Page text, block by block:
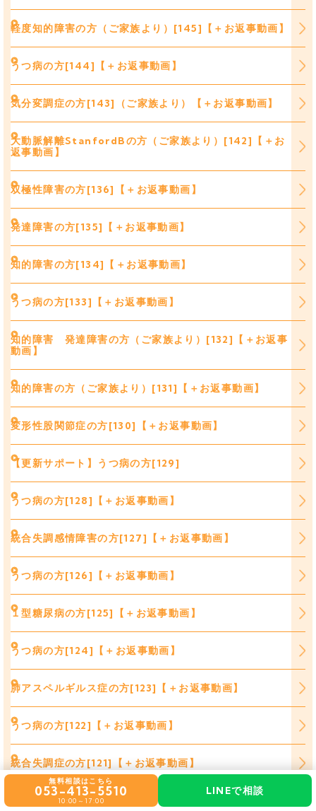
軽度知的障害の方（ご家族より）[145]【＋お返事動画】
うつ病の方[144]【＋お返事動画】
気分変調症の方[143]（ご家族より）【＋お返事動画】
大動脈解離StanfordBの方（ご家族より）[142]【＋お
返事動画】
双極性障害の方[136]【＋お返事動画】
発達障害の方[135]【＋お返事動画】
知的障害の方[134]【＋お返事動画】
うつ病の方[133]【＋お返事動画】
知的障害 発達障害の方（ご家族より）[132]【＋お返事
動画】
知的障害の方（ご家族より）[131]【＋お返事動画】
変形性股関節症の方[130]【＋お返事動画】
【更新サポート】うつ病の方[129]
うつ病の方[128]【＋お返事動画】
統合失調感情障害の方[127]【＋お返事動画】
うつ病の方[126]【＋お返事動画】
１型糖尿病の方[125]【＋お返事動画】
うつ病の方[124]【＋お返事動画】
肺アスペルギルス症の方[123]【＋お返事動画】
うつ病の方[122]【＋お返事動画】
統合失調症の方[121]【＋お返事動画】
統合失調症の方[120]【＋お返事動画】
無料相談はこちら
053-413-5510
10:00～17:00
LINEで相談